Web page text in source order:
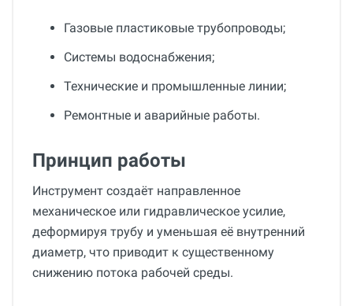
Газовые пластиковые трубопроводы;
Системы водоснабжения;
Технические и промышленные линии;
Ремонтные и аварийные работы.
Принцип работы
Инструмент создаёт направленное
механическое или гидравлическое усилие,
деформируя трубу и уменьшая её внутренний
диаметр, что приводит к существенному
снижению потока рабочей среды.